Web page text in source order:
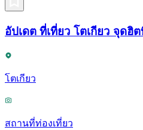
อัปเดต ที่เที่ยว โตเกียว จุดฮิ
โตเกียว
สถานที่ท่องเที่ยว